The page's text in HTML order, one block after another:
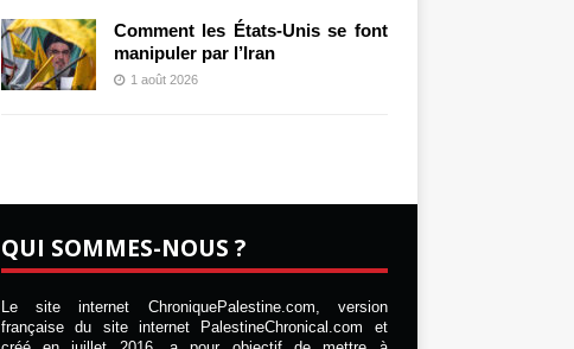
Comment les États-Unis se font
manipuler par l’Iran
1 août 2026
QUI SOMMES-NOUS ?
Le site internet ChroniquePalestine.com, version
française du site internet PalestineChronical.com et